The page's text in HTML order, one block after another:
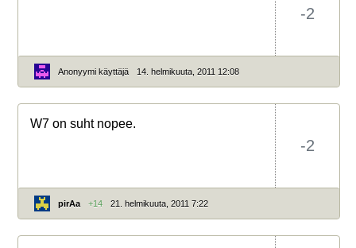
-2
Anonyymi käyttäjä 14. helmikuuta, 2011 12:08
W7 on suht nopee.
-2
pirAa +14 21. helmikuuta, 2011 7:22